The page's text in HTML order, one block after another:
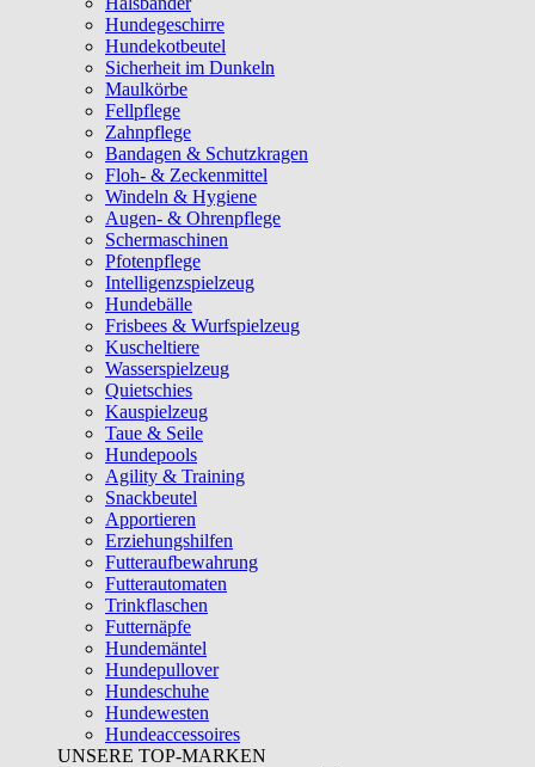
Hundegeschirre
Hundekotbeutel
Sicherheit im Dunkeln
Maulkörbe
Fellpflege
Zahnpflege
Bandagen & Schutzkragen
Floh- & Zeckenmittel
Windeln & Hygiene
Augen- & Ohrenpflege
Schermaschinen
Pfotenpflege
Intelligenzspielzeug
Hundebälle
Frisbees & Wurfspielzeug
Kuscheltiere
Wasserspielzeug
Quietschies
Kauspielzeug
Taue & Seile
Hundepools
Agility & Training
Snackbeutel
Apportieren
Erziehungshilfen
Futteraufbewahrung
Futterautomaten
Trinkflaschen
Futternäpfe
Hundemäntel
Hundepullover
Hundeschuhe
Hundewesten
Hundeaccessoires
UNSERE TOP-MARKEN